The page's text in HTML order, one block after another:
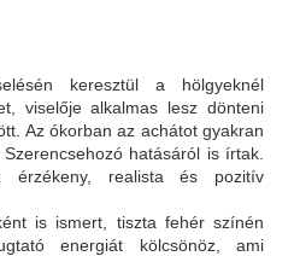
keresztül a hölgyeknél
viselője alkalmas lesz dönteni
Az ókorban az achátot gyakran
hatásáról is írtak.
érzékeny, realista és pozitív
is ismert, tiszta fehér színén
energiát kölcsönöz, ami